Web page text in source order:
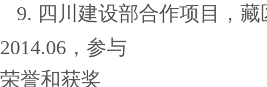
9. 四川建设部合作项目，
2014.06 ，参与
荣誉和获奖